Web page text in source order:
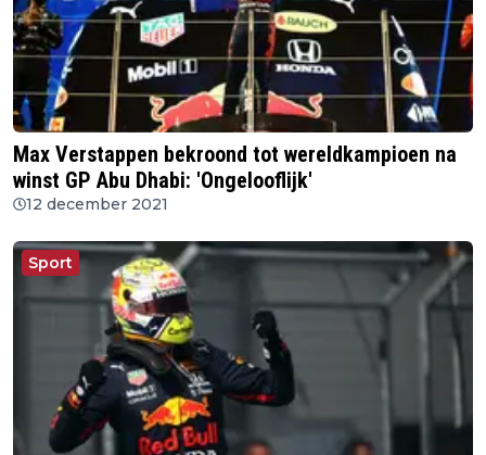
Max Verstappen bekroond tot wereldkampioen na
winst GP Abu Dhabi: 'Ongelooflijk'
12 december 2021
Sport